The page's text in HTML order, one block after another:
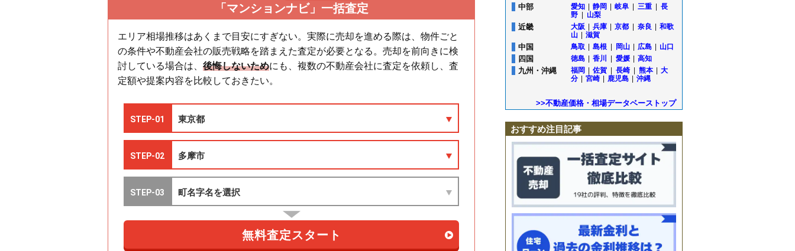
「マンションナビ」一括査定
エリア相場推移はあくまで目安にすぎない。実際に売却を進める際は、物件ごと
の条件や不動産会社の販売戦略を踏まえた査定が必要となる。売却を前向きに検
討している場合は、 後悔しないためにも、複数の不動産会社に査定を依頼し、査
定額や提案内容を比較しておきたい。
関戸
京王多摩センター駅小田急永山駅
中部 愛知 静岡 岐阜 三重
長
野
山梨
近畿 大阪 兵庫 京都 奈良
和歌
山
滋賀
中国 鳥取 島根 岡山 広島 山口
四国 徳島 香川 愛媛 高知
九州・沖縄 福岡 佐賀 長崎 熊本
大
分
宮崎 鹿児島 沖縄
>>不動産価格・相場データベーストップ
おすすめ注目記事